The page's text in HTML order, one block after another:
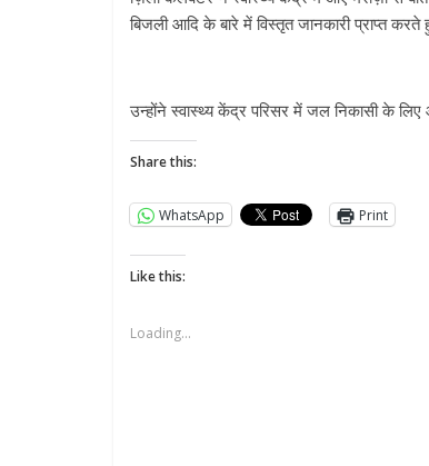
बिजली आदि के बारे में विस्तृत जानकारी प्राप्त करते
उन्होंने स्वास्थ्य केंद्र परिसर में जल निकासी के लिए
Share this:
WhatsApp Print
Like this:
Loading...